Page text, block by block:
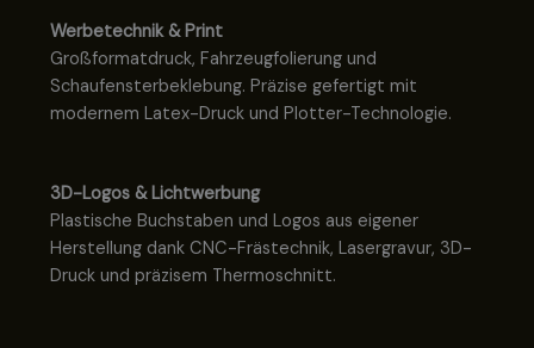
Werbetechnik & Print
Großformatdruck, Fahrzeugfolierung und
Schaufensterbeklebung. Präzise gefertigt mit
modernem Latex-Druck und Plotter-Technologie.
3D-Logos & Lichtwerbung
Plastische Buchstaben und Logos aus eigener
Herstellung dank CNC-Frästechnik, Lasergravur, 3D-
Druck und präzisem Thermoschnitt.